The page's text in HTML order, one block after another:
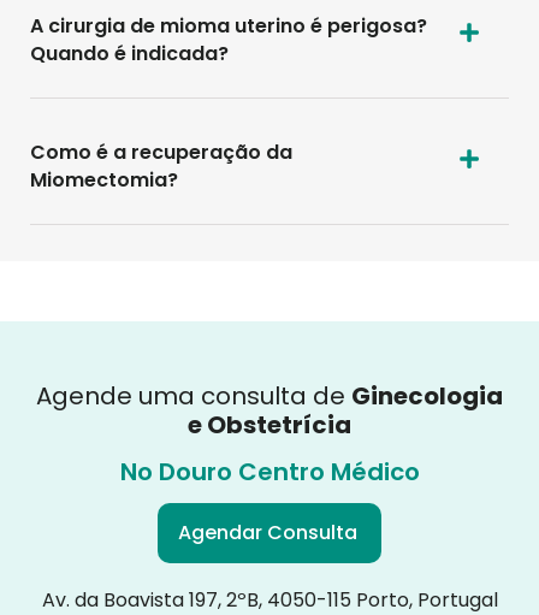
A cirurgia de mioma uterino é perigosa?
Quando é indicada?
Como é a recuperação da
Miomectomia?
Agende uma consulta de Ginecologia
e Obstetrícia
No Douro Centro Médico
Agendar Consulta
Av. da Boavista 197, 2ºB, 4050-115 Porto, Portugal